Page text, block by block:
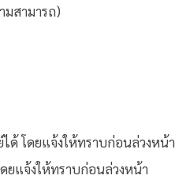
สามารถ)
ด้ โดยแจ้งให้ทราบก่อนล่วงหน้า
ยแจ้งให้ทราบก่อนล่วงหน้า